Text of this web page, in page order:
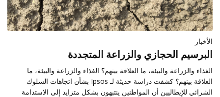
الأخبار
البرسيم الحجازي والزراعة المتجددة
الغذاء والزراعة والبيئة، ما العلاقة بينهم؟ الغذاء والزراعة والبيئة، ما
العلاقة بينهم؟ كشفت دراسة حديثة لـ Ipsos بشأن اتجاهات السلوك
الشرائي للإيطاليين أن المواطنين ينتبهون بشكل متزايد إلى الاستدامة